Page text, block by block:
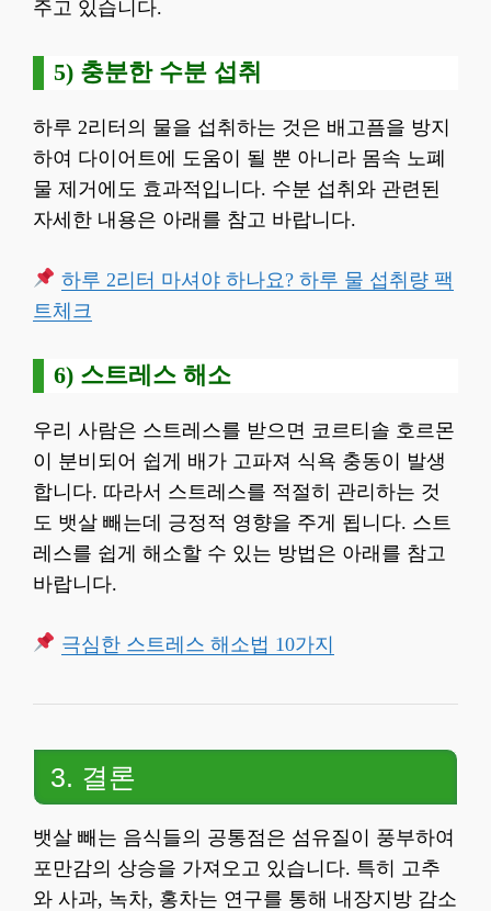
주고 있습니다.
5) 충분한 수분 섭취
하루 2리터의 물을 섭취하는 것은 배고픔을 방지
하여 다이어트에 도움이 될 뿐 아니라 몸속 노폐
물 제거에도 효과적입니다. 수분 섭취와 관련된
자세한 내용은 아래를 참고 바랍니다.
하루 2리터 마셔야 하나요? 하루 물 섭취량 팩
트체크
6) 스트레스 해소
우리 사람은 스트레스를 받으면 코르티솔 호르몬
이 분비되어 쉽게 배가 고파져 식욕 충동이 발생
합니다. 따라서 스트레스를 적절히 관리하는 것
도 뱃살 빼는데 긍정적 영향을 주게 됩니다. 스트
레스를 쉽게 해소할 수 있는 방법은 아래를 참고
바랍니다.
극심한 스트레스 해소법 10가지
3. 결론
뱃살 빼는 음식들의 공통점은 섬유질이 풍부하여
포만감의 상승을 가져오고 있습니다. 특히 고추
와 사과, 녹차, 홍차는 연구를 통해 내장지방 감소